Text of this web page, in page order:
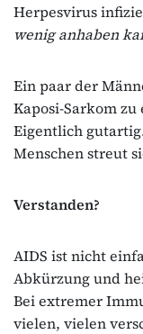
Herpesvirus
wenig anhaben
Ein paar der
Kaposi-Sarkom
Eigentlich
Menschen streut
Verstanden?
AIDS ist nicht
Abkürzung und
Bei extremer
vielen, vielen